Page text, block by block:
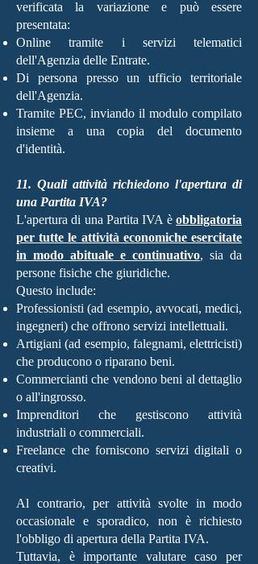
verificata la variazione e può essere
presentata:
Online tramite i servizi telematici
dell'Agenzia delle Entrate.
Di persona presso un ufficio territoriale
dell'Agenzia.
Tramite PEC, inviando il modulo compilato
insieme a una copia del documento
d'identità.
11. Quali attività richiedono l'apertura di
una Partita IVA?
L'apertura di una Partita IVA è obbligatoria
per tutte le attività economiche esercitate
in modo abituale e continuativo, sia da
persone fisiche che giuridiche.
Questo include:
Professionisti (ad esempio, avvocati, medici,
ingegneri) che offrono servizi intellettuali.
Artigiani (ad esempio, falegnami, elettricisti)
che producono o riparano beni.
Commercianti che vendono beni al dettaglio
o all'ingrosso.
Imprenditori che gestiscono attività
industriali o commerciali.
Freelance che forniscono servizi digitali o
creativi.
Al contrario, per attività svolte in modo
occasionale e sporadico, non è richiesto
l'obbligo di apertura della Partita IVA.
Tuttavia, è importante valutare caso per